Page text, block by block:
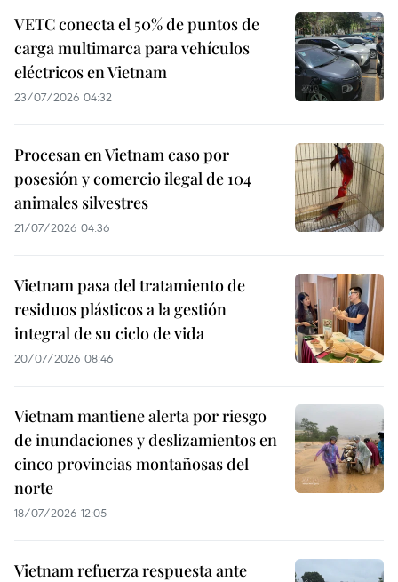
VETC conecta el 50% de puntos de
carga multimarca para vehículos
eléctricos en Vietnam
23/07/2026 04:32
Procesan en Vietnam caso por
posesión y comercio ilegal de 104
animales silvestres
21/07/2026 04:36
Vietnam pasa del tratamiento de
residuos plásticos a la gestión
integral de su ciclo de vida
20/07/2026 08:46
Vietnam mantiene alerta por riesgo
de inundaciones y deslizamientos en
cinco provincias montañosas del
norte
18/07/2026 12:05
Vietnam refuerza respuesta ante